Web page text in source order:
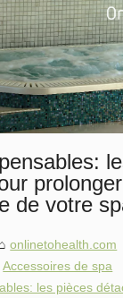
de votre
onlinetohealth.com
Accessoires de spa
les pièces